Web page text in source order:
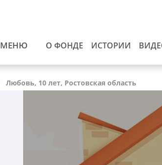
МЕНЮ О ФОНДЕ ИСТОРИИ
Любовь, 10 лет, Ростовская область